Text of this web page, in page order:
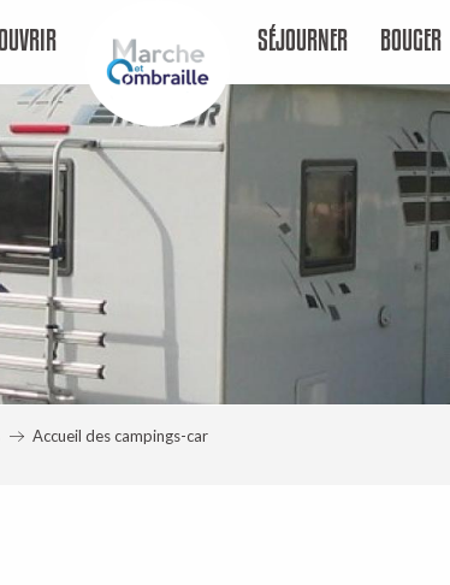
SÉJOURNER BOUGER
Accueil des campings-car
aux favoris